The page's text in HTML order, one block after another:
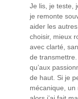
Je lis, je teste,
je remonte
aider les
choisir, mieux
avec clarté,
de
qu’aux
de haut. Si je
mécanique, un